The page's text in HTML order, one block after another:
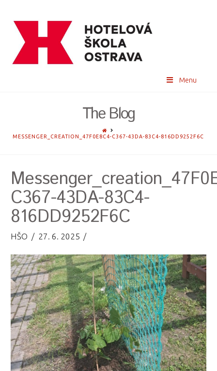
Menu
The Blog
HOME
MESSENGER_CREATION_47F0E8C4-C367-43DA-83C4-816DD9252F6C
C367-43DA-83C4-
816DD9252F6C
HŠO 27. 6. 2025